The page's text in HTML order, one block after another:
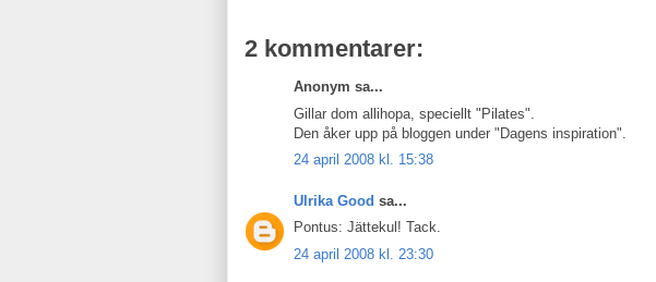
2 kommentarer:
Anonym sa...
Gillar dom allihopa, speciellt "Pilates".
Den åker upp på bloggen under "Dagens inspiration".
24 april 2008 kl. 15:38
Ulrika Good sa...
Pontus: Jättekul! Tack.
24 april 2008 kl. 23:30